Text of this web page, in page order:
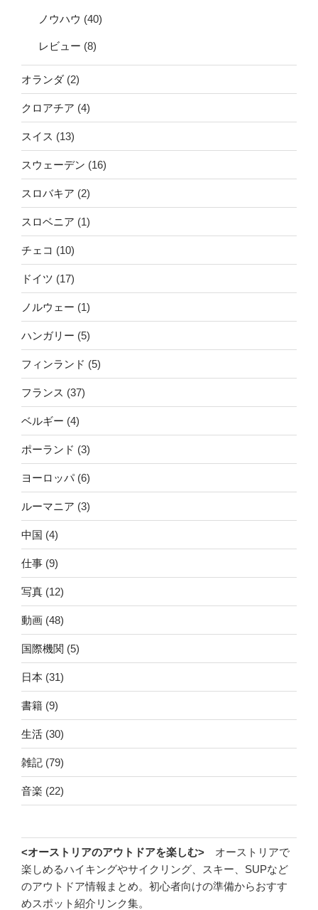
ノウハウ (40)
レビュー (8)
オランダ (2)
クロアチア (4)
スイス (13)
スウェーデン (16)
スロバキア (2)
スロベニア (1)
チェコ (10)
ドイツ (17)
ノルウェー (1)
ハンガリー (5)
フィンランド (5)
フランス (37)
ベルギー (4)
ポーランド (3)
ヨーロッパ(6)
ルーマニア (3)
中国 (4)
仕事 (9)
写真 (12)
動画 (48)
国際機関 (5)
日本 (31)
書籍 (9)
生活 (30)
雑記 (79)
音楽 (22)
<オーストリアのアウトドアを楽しむ> オーストリアで
楽しめるハイキングやサイクリング、スキー、SUPなど
のアウトドア情報まとめ。初心者向けの準備からおすす
めスポット紹介リンク集。